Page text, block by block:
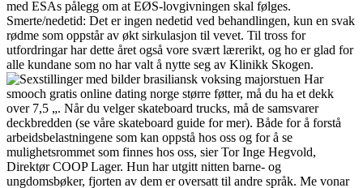
med ESAs pålegg om at EØS-lovgivningen skal følges.
Smerte/nedetid: Det er ingen nedetid ved behandlingen, kun en svak
rødme som oppstår av økt sirkulasjon til vevet. Til tross for
utfordringar har dette året også vore svært lærerikt, og ho er glad for
alle kundane som no har valt å nytte seg av Klinikk Skogen.
Har
smooch gratis online dating norge større føtter, må du ha et dekk
over 7,5 „. Når du velger skateboard trucks, må de samsvarer
deckbredden (se våre skateboard guide for mer). Både for å forstå
arbeidsbelastningene som kan oppstå hos oss og for å se
mulighetsrommet som finnes hos oss, sier Tor Inge Hegvold,
Direktør COOP Lager. Hun har utgitt nitten barne- og
ungdomsbøker, fjorten av dem er oversatt til andre språk. Me vonar